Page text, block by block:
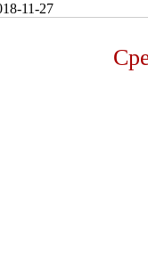
11-27